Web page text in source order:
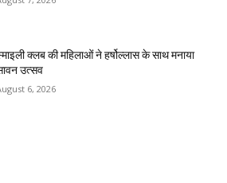
क्लब की महिलाओं ने हर्षोल्लास के साथ मनाया
उत्सव
6, 2026